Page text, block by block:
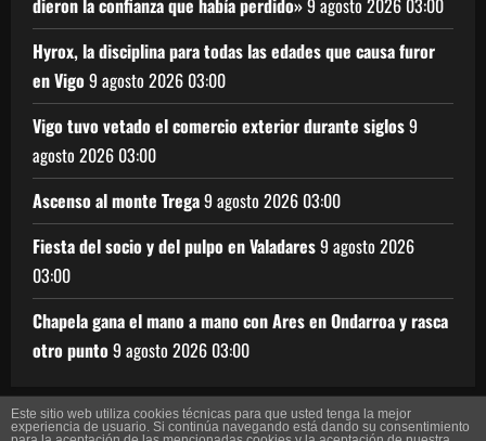
dieron la confianza que había perdido»9 agosto 2026 03:00
Hyrox, la disciplina para todas las edades que causa furor
en Vigo9 agosto 2026 03:00
Vigo tuvo vetado el comercio exterior durante siglos9
agosto 2026 03:00
Ascenso al monte Trega9 agosto 2026 03:00
Fiesta del socio y del pulpo en Valadares9 agosto 2026
03:00
Chapela gana el mano a mano con Ares en Ondarroa y rasca
otro punto9 agosto 2026 03:00
Copyright © Todos los derechos reservados.|
Este sitio web utiliza cookies técnicas para que usted tenga la mejor
experiencia de usuario. Si continúa navegando está dando su consentimiento